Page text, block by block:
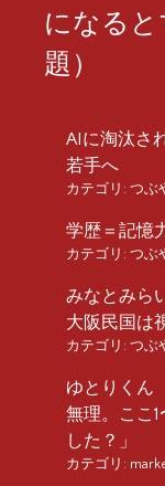
になる
題）
AIに淘汰さ
若手へ
カテゴリ: つぶ
学歴＝記憶
カテゴリ: つぶ
みなとみら
大阪民国は
カテゴリ: つぶ
ゆとりく
無理。ここ
した？」
カテゴリ: